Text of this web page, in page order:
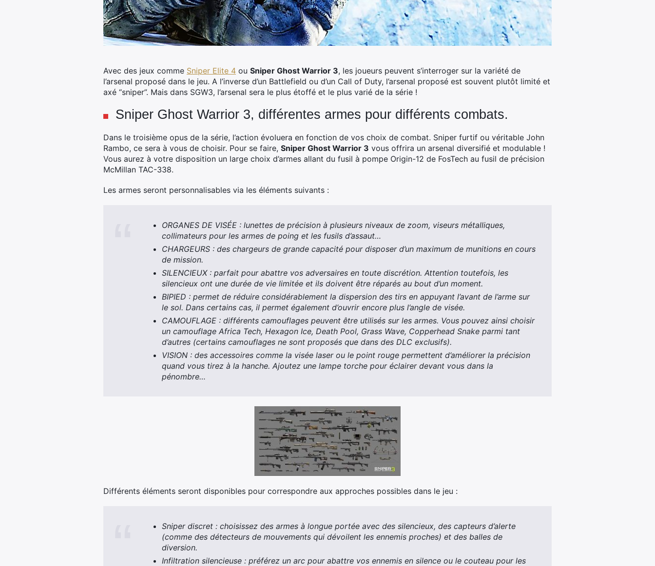
Avec des jeux comme Sniper Elite 4 ou Sniper Ghost Warrior 3, les joueurs peuvent s’interroger sur la variété de
l’arsenal proposé dans le jeu. A l’inverse d’un Battlefield ou d’un Call of Duty, l’arsenal proposé est souvent plutôt limité et
axé “sniper”. Mais dans SGW3, l’arsenal sera le plus étoffé et le plus varié de la série !
Sniper Ghost Warrior 3, différentes armes pour différents combats.
Dans le troisième opus de la série, l’action évoluera en fonction de vos choix de combat. Sniper furtif ou véritable John
Rambo, ce sera à vous de choisir. Pour se faire, Sniper Ghost Warrior 3 vous offrira un arsenal diversifié et modulable !
Vous aurez à votre disposition un large choix d’armes allant du fusil à pompe Origin-12 de FosTech au fusil de précision
McMillan TAC-338.
Les armes seront personnalisables via les éléments suivants :
ORGANES DE VISÉE : lunettes de précision à plusieurs niveaux de zoom, viseurs métalliques,
collimateurs pour les armes de poing et les fusils d’assaut…
CHARGEURS : des chargeurs de grande capacité pour disposer d’un maximum de munitions en cours
de mission.
SILENCIEUX : parfait pour abattre vos adversaires en toute discrétion. Attention toutefois, les
silencieux ont une durée de vie limitée et ils doivent être réparés au bout d’un moment.
BIPIED : permet de réduire considérablement la dispersion des tirs en appuyant l’avant de l’arme sur
le sol. Dans certains cas, il permet également d’ouvrir encore plus l’angle de visée.
CAMOUFLAGE : différents camouflages peuvent être utilisés sur les armes. Vous pouvez ainsi choisir
un camouflage Africa Tech, Hexagon Ice, Death Pool, Grass Wave, Copperhead Snake parmi tant
d’autres (certains camouflages ne sont proposés que dans des DLC exclusifs).
VISION : des accessoires comme la visée laser ou le point rouge permettent d’améliorer la précision
quand vous tirez à la hanche. Ajoutez une lampe torche pour éclairer devant vous dans la
pénombre…
Différents éléments seront disponibles pour correspondre aux approches possibles dans le jeu :
Sniper discret : choisissez des armes à longue portée avec des silencieux, des capteurs d’alerte
(comme des détecteurs de mouvements qui dévoilent les ennemis proches) et des balles de
diversion.
Infiltration silencieuse : préférez un arc pour abattre vos ennemis en silence ou le couteau pour les